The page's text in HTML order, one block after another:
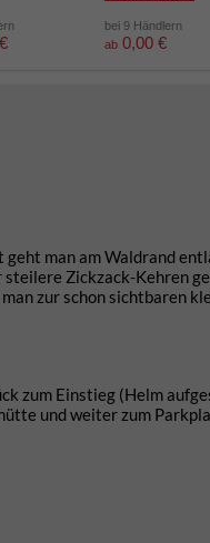
bei 9 Händlern
ab 0,00 €
man am Waldrand
Zickzack-Kehren
zur schon sichtbaren
zum Einstieg (Helm
und weiter zum